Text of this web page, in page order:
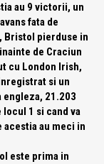
au 9 victorii, un
fata de
Bristol pierduse in
de Craciun
cu London Irish,
si un
21.203
1 si cand va
au meci in
este prima in